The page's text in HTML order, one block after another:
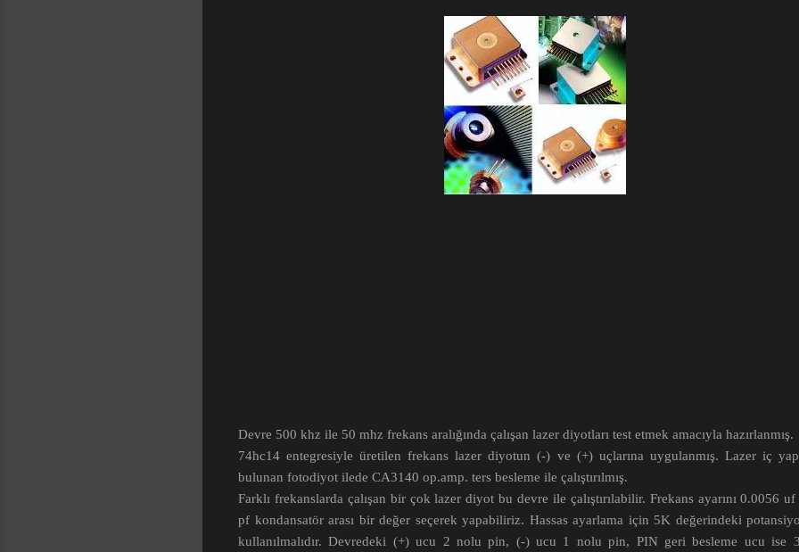
Devre 500 khz ile 50 mhz frekans aralığında çalışan lazer diyotları test etmek amacıyla hazırlanmış.
74hc14 entegresiyle üretilen frekans lazer diyotun (-) ve (+) uçlarına uygulanmış. Lazer iç
bulunan fotodiyot ilede CA3140 op.amp. ters besleme ile çalıştırılmış.
Farklı frekanslarda çalışan bir çok lazer diyot bu devre ile çalıştırılabilir. Frekans ayarını 0.0056
pf kondansatör arası bir değer seçerek yapabiliriz. Hassas ayarlama için 5K değerindeki
kullanılmalıdır. Devredeki (+) ucu 2 nolu pin, (-) ucu 1 nolu pin, PIN geri besleme ucu ise